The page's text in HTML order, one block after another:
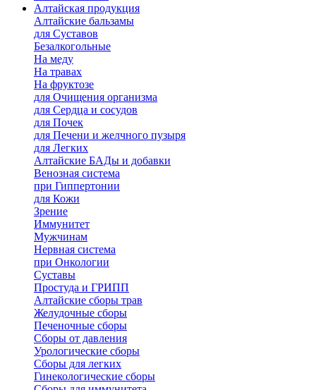
Алтайская продукция
Алтайские бальзамы
для Суставов
Безалкогольные
На меду
На травах
На фруктозе
для Очищения организма
для Сердца и сосудов
для Почек
для Печени и желчного пузыря
для Легких
Алтайские БАДы и добавки
Венозная система
при Гиппертонии
для Кожи
Зрение
Иммунитет
Мужчинам
Нервная система
при Онкологии
Суставы
Простуда и ГРИПП
Алтайские сборы трав
Желудочные сборы
Печеночные сборы
Сборы от давления
Урологические сборы
Сборы для легких
Гинекологические сборы